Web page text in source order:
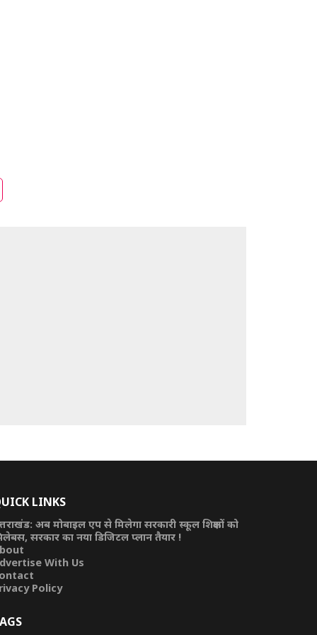
LINKS
अब मोबाइल एप से मिलेगा सरकारी स्कूल शिक्षकों को
सरकार का नया डिजिटल प्लान तैयार !
With Us
Policy